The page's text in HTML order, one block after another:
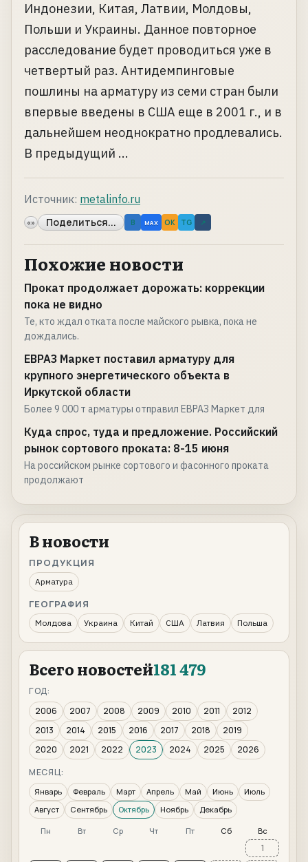
Индонезии, Китая, Латвии, Молдовы,
Польши и Украины. Данное повторное
расследование будет проводиться уже в
четвертый раз. Антидемпинговые
пошлины на арматуру из семи стран были
впервые введены в США еще в 2001 г., и в
дальнейшем неоднократно продлевались.
В предыдущий ...
Источник: metalinfo.ru
«» Поделиться... B MAX OK TG ↗
Похожие новости
Прокат продолжает дорожать: коррекции
пока не видно
Те, кто ждал отката после майского рывка, пока не
дождались.
ЕВРАЗ Маркет поставил арматуру для
крупного энергетического объекта в
Иркутской области
Более 9 000 т арматуры отправил ЕВРАЗ Маркет для
Куда спрос, туда и предложение. Российский
рынок сортового проката: 8-15 июня
На российском рынке сортового и фасонного проката
продолжают
В новости
ПРОДУКЦИЯ
Арматура
ГЕОГРАФИЯ
Молдова Украина Китай США Латвия Польша
Всего новостей181 479
ГОД:
2006
2007 2008 2009 2010 2011
2012
2013
2014 2015 2016 2017 2018
2019
2020
2021 2022 2023 2024 2025
2026
МЕСЯЦ:
Январь Февраль Март Апрель Май Июнь
Июль
Август
Сентябрь Октябрь Ноябрь Декабрь
Пн Вт Ср Чт Пт Сб Вс
1